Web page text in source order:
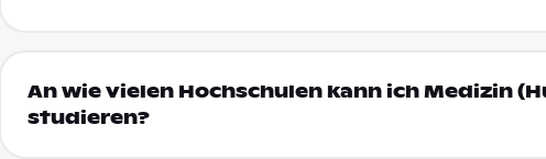
An wie vielen Hochschulen kann ich Medizin
studieren?